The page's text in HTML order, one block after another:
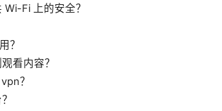
Fi 上的安全？
？
看内容？
？